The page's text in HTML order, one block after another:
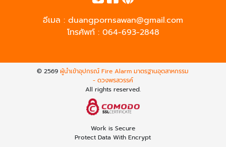
อีเมล : duangpornsawan@gmail.com
โทรศัพท์ : 064-693-2848
© 2569ผู้นำเข้าอุปกรณ์ Fire Alarm มาตรฐานอุตสาหกรรม
- ดวงพรสวรรค์
All rights reserved.
Work is Secure
Protect Data With Encrypt